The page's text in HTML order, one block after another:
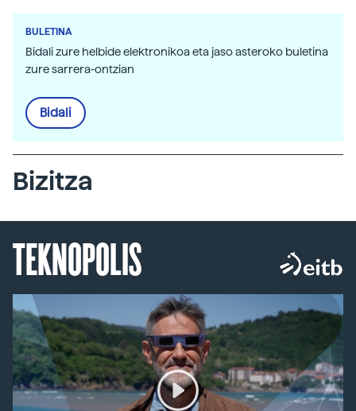
BULETINA
Bidali zure helbide elektronikoa eta jaso asteroko buletina
zure sarrera-ontzian
Bidali
Bizitza
TEKNOPOLIS